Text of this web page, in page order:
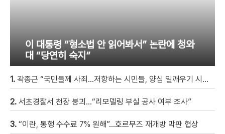
이 대통령 “형소법 안 읽어봐서” 논란에 청와
대 “당연히 숙지”
1. 곽종근 “국민들께 사죄…저항하는 시민들, 양심 일깨우기 시작” [현장영상]
2. 서초경찰서 천장 붕괴…“리모델링 부실 공사 여부 조사”
3. “이란, 통행 수수료 7% 원해”…호르무즈 재개방 막판 협상